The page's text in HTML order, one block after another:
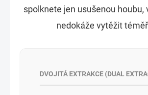
spolknete jen usušenou houbu,
nedokáže vytěžit
DVOJITÁ EXTRAKCE (DUAL